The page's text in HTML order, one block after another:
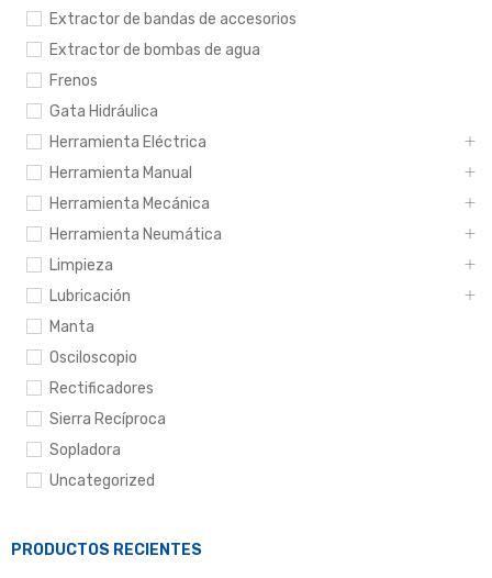
Extractor de bandas de accesorios
Extractor de bombas de agua
Frenos
Gata Hidráulica
Herramienta Eléctrica
Herramienta Manual
Herramienta Mecánica
Herramienta Neumática
Limpieza
Lubricación
Manta
Osciloscopio
Rectificadores
Sierra Recíproca
Sopladora
Uncategorized
PRODUCTOS RECIENTES